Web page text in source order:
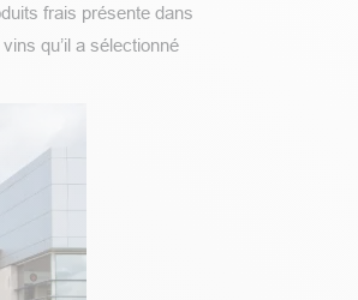
frais présente dans
qu’il a sélectionné